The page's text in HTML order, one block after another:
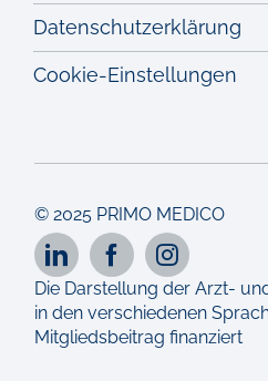
Datenschutzerklärung
Cookie-Einstellungen
© 2025 PRIMO MEDICO
Die Darstellung der Arzt-
in den verschiedenen
Mitgliedsbeitrag finanziert